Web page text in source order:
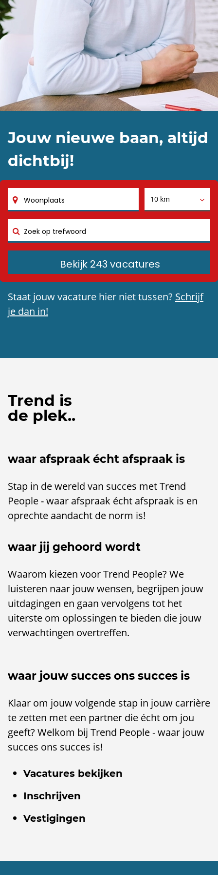
Jouw nieuwe baan, altijd
dichtbij!
10 km
Bekijk 243 vacatures
Staat jouw vacature hier niet tussen? Schrijf
je dan in!
Trend is
de plek..
waar afspraak écht afspraak is
Stap in de wereld van succes met Trend
People - waar afspraak écht afspraak is en
oprechte aandacht de norm is!
waar jij gehoord wordt
Waarom kiezen voor Trend People? We
luisteren naar jouw wensen, begrijpen jouw
uitdagingen en gaan vervolgens tot het
uiterste om oplossingen te bieden die jouw
verwachtingen overtreffen.
waar jouw succes ons succes is
Klaar om jouw volgende stap in jouw carrière
te zetten met een partner die écht om jou
geeft? ​Welkom bij Trend People - waar jouw
succes ons succes is!
Vacatures bekijken
Inschrijven
Vestigingen